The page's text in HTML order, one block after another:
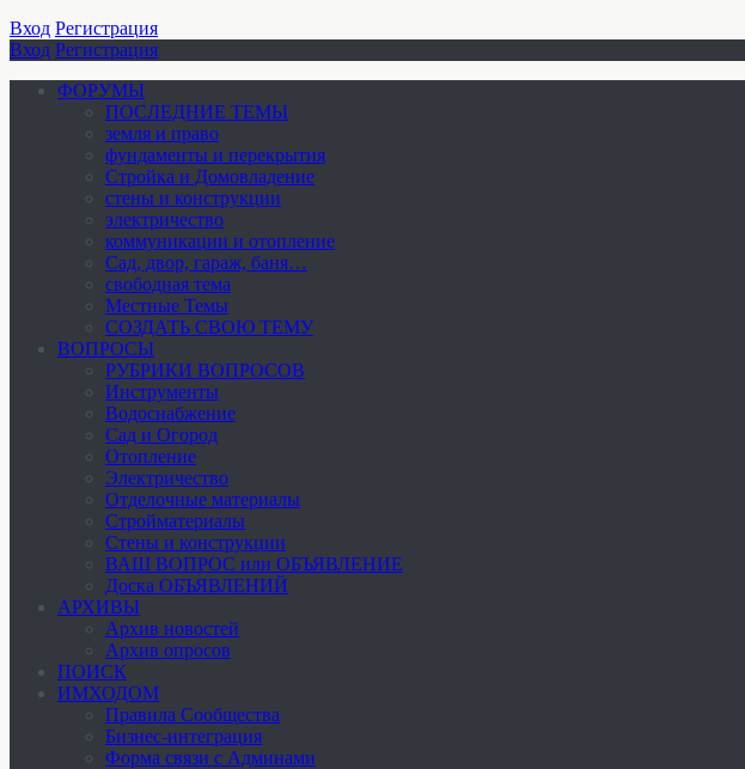
Вход Регистрация
Вход Регистрация
ФОРУМЫ
ПОСЛЕДНИЕ ТЕМЫ
земля и право
фундаменты и перекрытия
Стройка и Домовладение
стены и конструкции
электричество
коммуникации и отопление
Cад, двор, гараж, баня…
свободная тема
Местные Темы
СОЗДАТЬ СВОЮ ТЕМУ
ВОПРОСЫ
РУБРИКИ ВОПРОСОВ
Инструменты
Водоснабжение
Сад и Огород
Отопление
Электричество
Отделочные материалы
Стройматериалы
Стены и конструкции
ВАШ ВОПРОС или ОБЪЯВЛЕНИЕ
Доска ОБЪЯВЛЕНИЙ
АРХИВЫ
Архив новостей
Архив опросов
ПОИСК
ИМХОДОМ
Правила Сообщества
Бизнес-интеграция
Форма связи с Админами